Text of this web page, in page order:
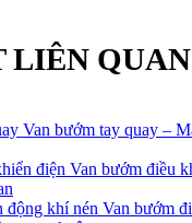
LIÊN QUAN
Van bướm tay quay –
Van bướm điều
Van bướm